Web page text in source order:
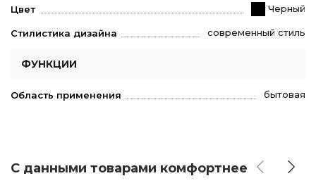
Цвет Черный
Стилистика дизайна современный стиль
ФУНКЦИИ
Область применения бытовая
С данными товарами комфортнее